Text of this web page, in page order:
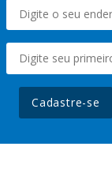
Cadastre-se